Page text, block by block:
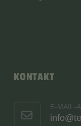
KONTAKT
E-MAIL-